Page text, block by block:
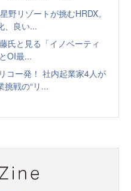
野リゾートが挑むHRDX。
、良い...
氏と見る「イノベーティ
OI最...
コー発！ 社内起業家4人が
挑戦の“リ...